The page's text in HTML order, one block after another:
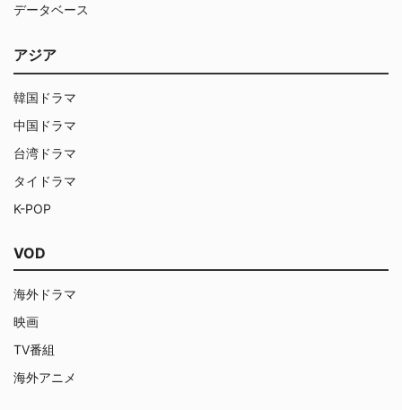
データベース
アジア
韓国ドラマ
中国ドラマ
台湾ドラマ
タイドラマ
K-POP
VOD
海外ドラマ
映画
TV番組
海外アニメ